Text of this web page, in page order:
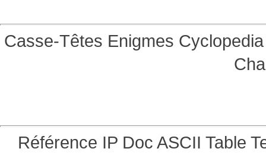
Casse-Têtes Enigmes
Référence IP Doc ASCII Table